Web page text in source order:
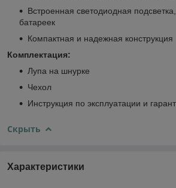
Встроенная светодиодная
батареек
Компактная и надежная конструкция
Комплектация:
Лупа на шнурке
Чехол
Инструкция по эксплуатации и
Скрыть
Характеристики